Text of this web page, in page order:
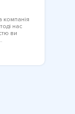
компанія
нас
ви